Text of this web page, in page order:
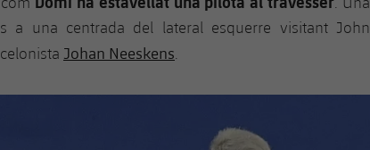
a una centrada del lateral esquerre visitant John
Johan Neeskens.